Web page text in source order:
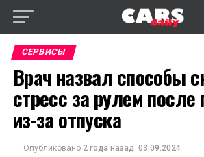
СЕРВИСЫ
Врач назвал способы
стресс за рулем
из-за отпуска
Опубликовано 2 года назад 03.09.2024